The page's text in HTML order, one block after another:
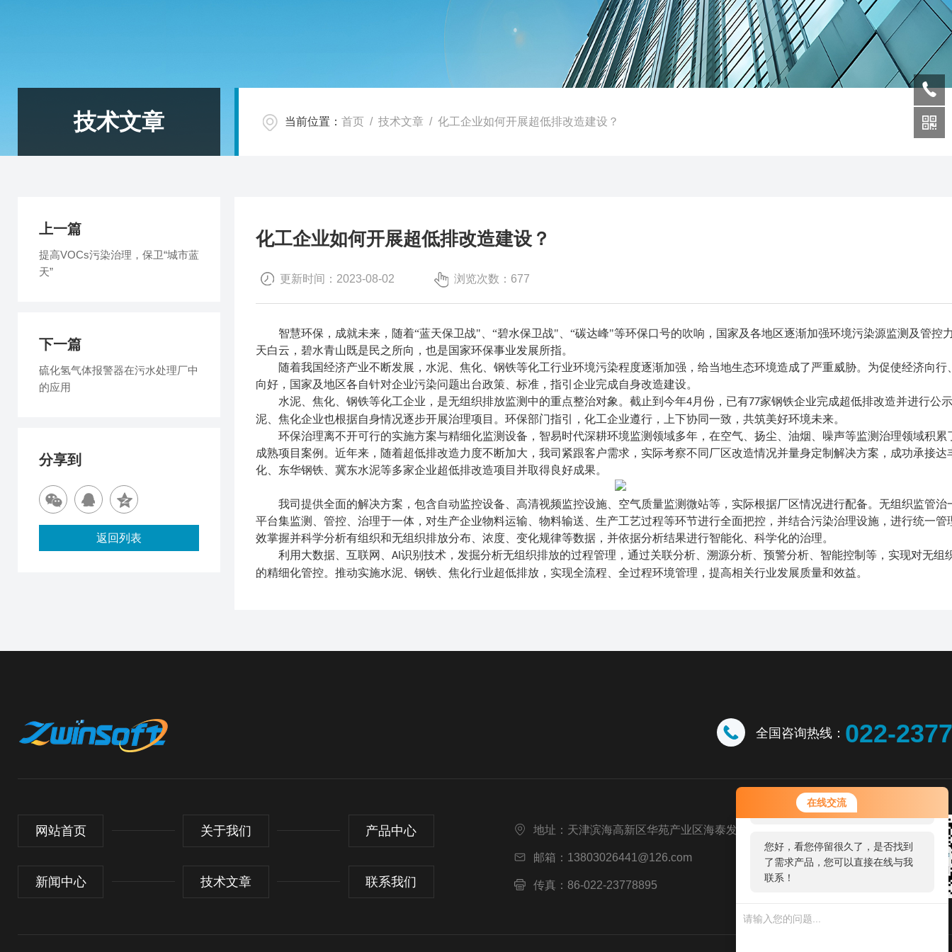
在线交流
您好！欢迎前来咨询，很高兴为您
服务，请问您要咨询什么问题呢？
您好，看您停留很久了，是否找到
了需求产品，您可以直接在线与我
联系！
技术文章 当前位置： 首页 / 技术文章 / 化工企业如何开展超低排改造建设？
化工企业如何开展超低排改造建设？
更新时间：2023-08-02 浏览次数：677
智慧环保，成就未来，随着“蓝天保卫战"、“碧水保卫战"、“碳达峰"等环保口号的吹响，国家及各地区逐渐加强环境污染源监测及管控
天白云，碧水青山既是民之所向，也是国家环保事业发展所指。
随着我国经济产业不断发展，水泥、焦化、钢铁等化工行业环境污染程度逐渐加强，给当地生态环境造成了严重威胁。为促使经济向行
向好，国家及地区各自针对企业污染问题出台政策、标准，指引企业完成自身改造建设。
水泥、焦化、钢铁等化工企业，是无组织排放监测中的重点整治对象。截止到今年4月份，已有77家钢铁企业完成超低排改造并进行公
泥、焦化企业也根据自身情况逐步开展治理项目。环保部门指引，化工企业遵行，上下协同一致，共筑美好环境未来。
环保治理离不开可行的实施方案与精细化监测设备，智易时代深耕环境监测领域多年，在空气、扬尘、油烟、噪声等监测治理领域积累
成熟项目案例。近年来，随着超低排改造力度不断加大，我司紧跟客户需求，实际考察不同厂区改造情况并量身定制解决方案，成功承接达
化、东华钢铁、冀东水泥等多家企业超低排改造项目并取得良好成果。
我司提供全面的解决方案，包含自动监控设备、高清视频监控设施、空气质量监测微站等，实际根据厂区情况进行配备。无组织监管治
平台集监测、管控、治理于一体，对生产企业物料运输、物料输送、生产工艺过程等环节进行全面把控，并结合污染治理设施，进行统一管
效掌握并科学分析有组织和无组织排放分布、浓度、变化规律等数据，并依据分析结果进行智能化、科学化的治理。
利用大数据、互联网、 AI 识别技术，发掘分析无组织排放的过程管理，通过关联分析、溯源分析、预警分析、智能控制等，实现对无组
的精细化管控。推动实施水泥、钢铁、焦化行业超低排放，实现全流程、全过程环境管理，提高相关行业发展质量和效益。
上一篇
提高VOCs污染治理，保卫“城市蓝
天”
下一篇
硫化氢气体报警器在污水处理厂中
的应用
分享到
返回列表
全国咨询热线： 022-
网站首页 关于我们 产品中心
新闻中心 技术文章 联系我们
地址：天津滨海高新区华苑产业区海泰发展五道八号
邮箱：13803026441@126.com
传真：86-022-23778895